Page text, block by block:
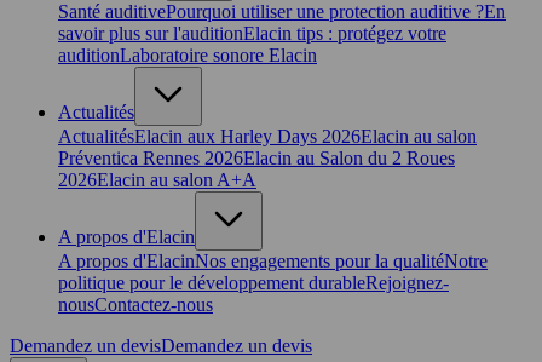
Santé auditivePourquoi utiliser une protection auditive ?En
savoir plus sur l'auditionElacin tips : protégez votre
auditionLaboratoire sonore Elacin
Actualités
ActualitésElacin aux Harley Days 2026Elacin au salon
Préventica Rennes 2026Elacin au Salon du 2 Roues
2026Elacin au salon A+A
A propos d'Elacin
A propos d'ElacinNos engagements pour la qualitéNotre
politique pour le développement durableRejoignez-
nousContactez-nous
Demandez un devisDemandez un devis